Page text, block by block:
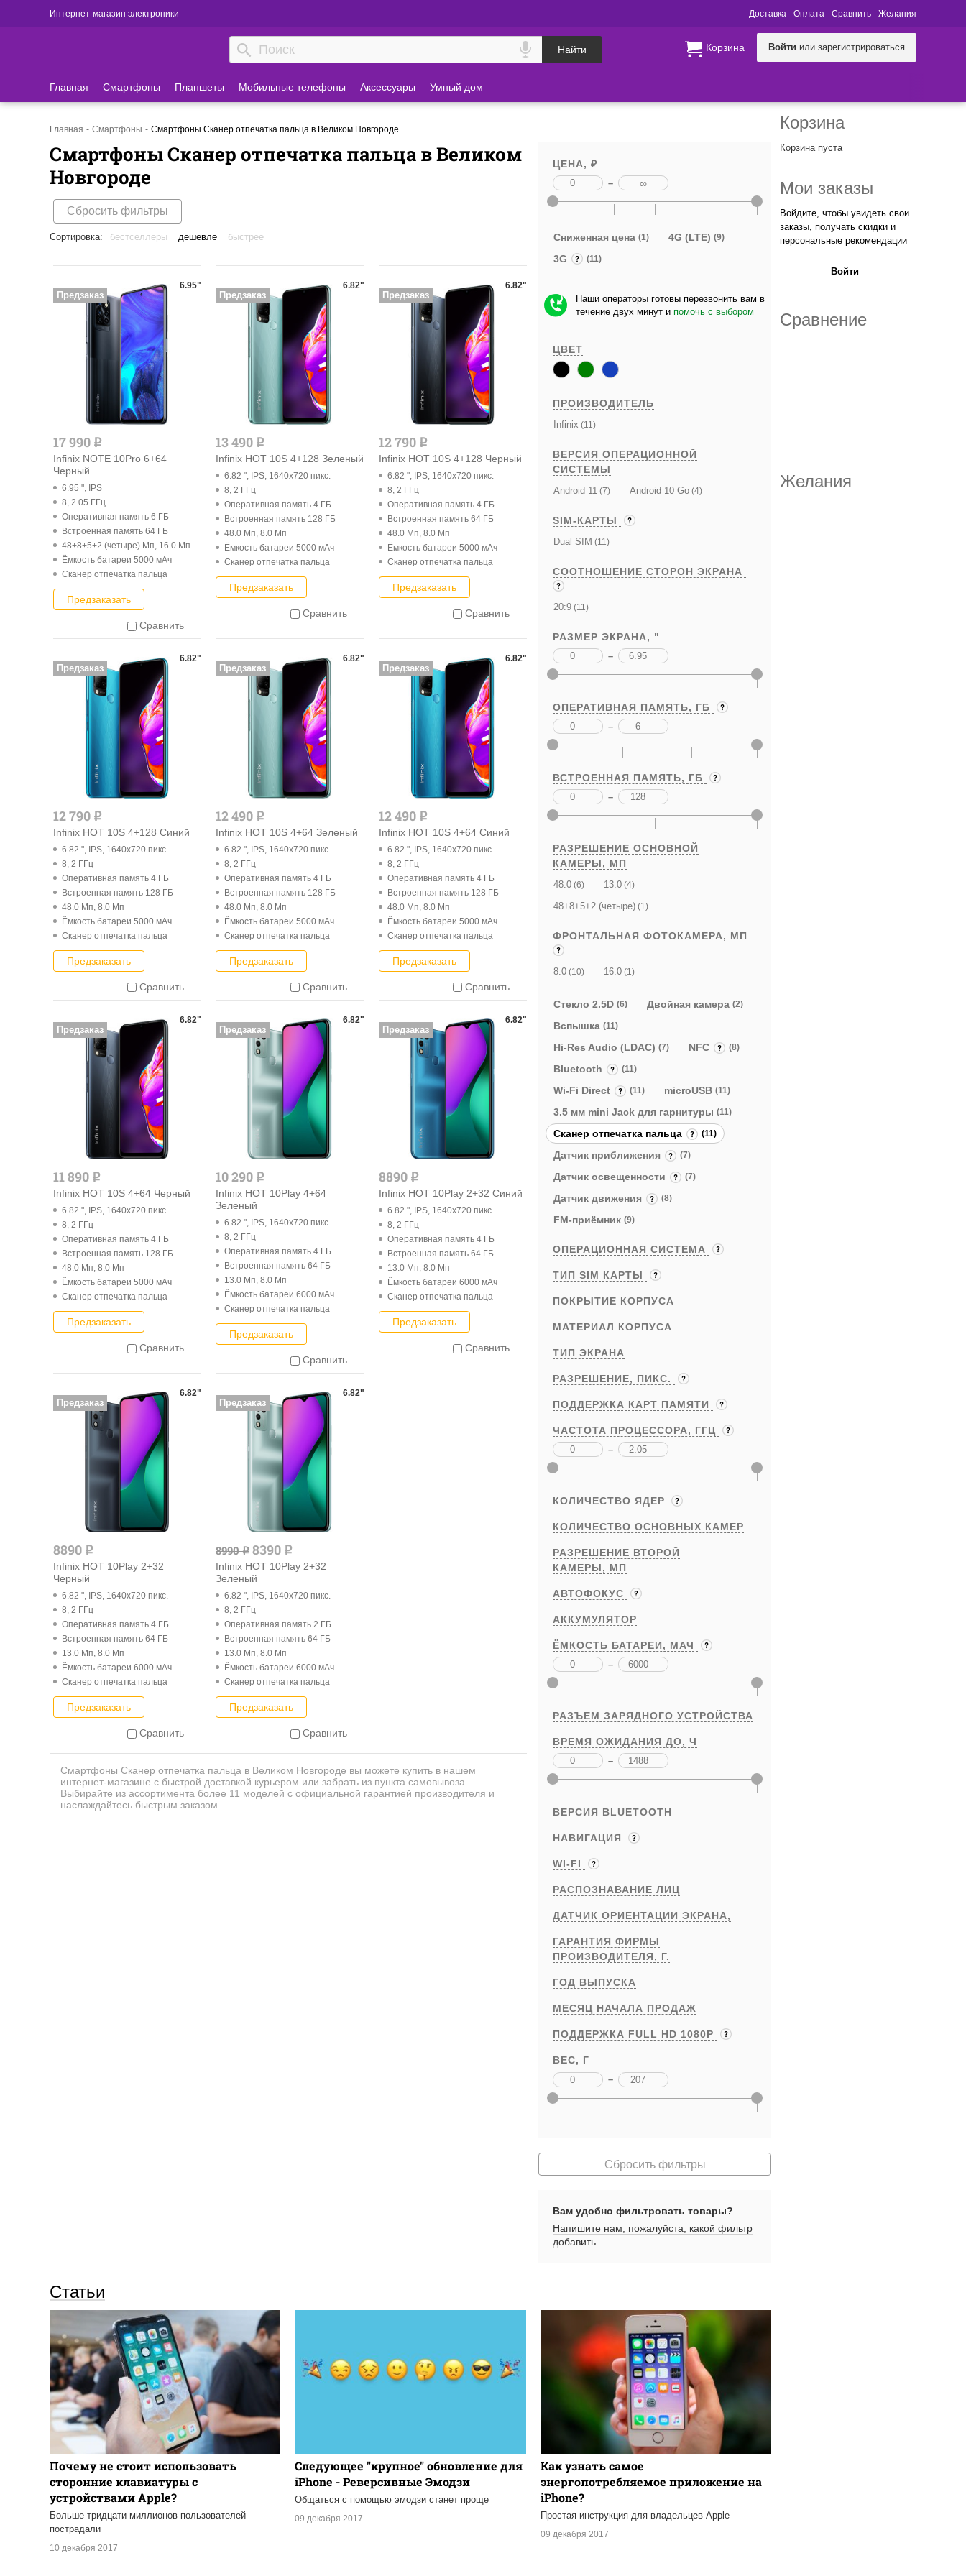
Интернет-магазин электроники Доставка Оплата Сравнить Желания
Найти Корзина Войти или зарегистрироваться
Главная Смартфоны Планшеты Мобильные телефоны Аксессуары Умный дом
Главная Смартфоны Смартфоны Cканер отпечатка пальца в Великом Новгороде
Смартфоны Cканер отпечатка пальца в Великом
Новгороде
Сбросить фильтры
Сортировка: бестселлеры дешевле быстрее
Смартфоны Cканер отпечатка пальца в Великом Новгороде вы можете купить в нашем
интернет-магазине с быстрой доставкой курьером или забрать из пункта самовывоза.
Выбирайте из ассортимента более 11 моделей с официальной гарантией производителя и
наслаждайтесь быстрым заказом.
17 990 q
Infinix NOTE 10Pro 6+64
Черный
6.95 ", IPS
8, 2.05 ГГц
Оперативная память 6 ГБ
Встроенная память 64 ГБ
48+8+5+2 (четыре) Мп, 16.0 Мп
Ёмкость батареи 5000 мАч
Cканер отпечатка пальца
Предзаказать
Сравнить
6.95"
Предзаказ
13 490 q
Infinix HOT 10S 4+128 Зеленый
6.82 ", IPS, 1640x720 пикс.
8, 2 ГГц
Оперативная память 4 ГБ
Встроенная память 128 ГБ
48.0 Мп, 8.0 Мп
Ёмкость батареи 5000 мАч
Cканер отпечатка пальца
Предзаказать
Сравнить
6.82"
Предзаказ
12 790 q
Infinix HOT 10S 4+128 Черный
6.82 ", IPS, 1640x720 пикс.
8, 2 ГГц
Оперативная память 4 ГБ
Встроенная память 64 ГБ
48.0 Мп, 8.0 Мп
Ёмкость батареи 5000 мАч
Cканер отпечатка пальца
Предзаказать
Сравнить
6.82"
Предзаказ
12 790 q
Infinix HOT 10S 4+128 Синий
6.82 ", IPS, 1640x720 пикс.
8, 2 ГГц
Оперативная память 4 ГБ
Встроенная память 128 ГБ
48.0 Мп, 8.0 Мп
Ёмкость батареи 5000 мАч
Cканер отпечатка пальца
Предзаказать
Сравнить
6.82"
Предзаказ
12 490 q
Infinix HOT 10S 4+64 Зеленый
6.82 ", IPS, 1640x720 пикс.
8, 2 ГГц
Оперативная память 4 ГБ
Встроенная память 128 ГБ
48.0 Мп, 8.0 Мп
Ёмкость батареи 5000 мАч
Cканер отпечатка пальца
Предзаказать
Сравнить
6.82"
Предзаказ
12 490 q
Infinix HOT 10S 4+64 Синий
6.82 ", IPS, 1640x720 пикс.
8, 2 ГГц
Оперативная память 4 ГБ
Встроенная память 128 ГБ
48.0 Мп, 8.0 Мп
Ёмкость батареи 5000 мАч
Cканер отпечатка пальца
Предзаказать
Сравнить
6.82"
Предзаказ
11 890 q
Infinix HOT 10S 4+64 Черный
6.82 ", IPS, 1640x720 пикс.
8, 2 ГГц
Оперативная память 4 ГБ
Встроенная память 128 ГБ
48.0 Мп, 8.0 Мп
Ёмкость батареи 5000 мАч
Cканер отпечатка пальца
Предзаказать
Сравнить
6.82"
Предзаказ
10 290 q
Infinix HOT 10Play 4+64
Зеленый
6.82 ", IPS, 1640x720 пикс.
8, 2 ГГц
Оперативная память 4 ГБ
Встроенная память 64 ГБ
13.0 Мп, 8.0 Мп
Ёмкость батареи 6000 мАч
Cканер отпечатка пальца
Предзаказать
Сравнить
6.82"
Предзаказ
8890 q
Infinix HOT 10Play 2+32 Синий
6.82 ", IPS, 1640x720 пикс.
8, 2 ГГц
Оперативная память 4 ГБ
Встроенная память 64 ГБ
13.0 Мп, 8.0 Мп
Ёмкость батареи 6000 мАч
Cканер отпечатка пальца
Предзаказать
Сравнить
6.82"
Предзаказ
8890 q
Infinix HOT 10Play 2+32
Черный
6.82 ", IPS, 1640x720 пикс.
8, 2 ГГц
Оперативная память 4 ГБ
Встроенная память 64 ГБ
13.0 Мп, 8.0 Мп
Ёмкость батареи 6000 мАч
Cканер отпечатка пальца
Предзаказать
Сравнить
6.82"
Предзаказ
8990q 8390 q
Infinix HOT 10Play 2+32
Зеленый
6.82 ", IPS, 1640x720 пикс.
8, 2 ГГц
Оперативная память 2 ГБ
Встроенная память 64 ГБ
13.0 Мп, 8.0 Мп
Ёмкость батареи 6000 мАч
Cканер отпечатка пальца
Предзаказать
Сравнить
6.82"
Предзаказ
ЦЕНА, ₽
–
Сниженная цена (1) 4G (LTE) (9)
3G (11)
Наши операторы готовы перезвонить вам в
течение двух минут и помочь с выбором
ЦВЕТ
ПРОИЗВОДИТЕЛЬ
Infinix (11)
ВЕРСИЯ ОПЕРАЦИОННОЙ
СИСТЕМЫ
Android 11 (7) Android 10 Go (4)
SIM-КАРТЫ
Dual SIM (11)
СООТНОШЕНИЕ СТОРОН ЭКРАНА
20:9 (11)
РАЗМЕР ЭКРАНА, "
–
ОПЕРАТИВНАЯ ПАМЯТЬ, ГБ
–
ВСТРОЕННАЯ ПАМЯТЬ, ГБ
–
РАЗРЕШЕНИЕ ОСНОВНОЙ
КАМЕРЫ, МП
48.0 (6) 13.0 (4)
48+8+5+2 (четыре) (1)
ФРОНТАЛЬНАЯ ФОТОКАМЕРА, МП
8.0 (10) 16.0 (1)
Стекло 2.5D (6) Двойная камера (2)
Вспышка (11)
Hi-Res Audio (LDAC) (7) NFC (8)
Bluetooth (11)
Wi-Fi Direct (11) microUSB (11)
3.5 мм mini Jack для гарнитуры (11)
Cканер отпечатка пальца (11)
Датчик приближения (7)
Датчик освещенности (7)
Датчик движения (8)
FM-приёмник (9)
ОПЕРАЦИОННАЯ СИСТЕМА
ТИП SIM КАРТЫ
ПОКРЫТИЕ КОРПУСА
МАТЕРИАЛ КОРПУСА
ТИП ЭКРАНА
РАЗРЕШЕНИЕ, ПИКС.
ПОДДЕРЖКА КАРТ ПАМЯТИ
ЧАСТОТА ПРОЦЕССОРА, ГГЦ
–
КОЛИЧЕСТВО ЯДЕР
КОЛИЧЕСТВО ОСНОВНЫХ КАМЕР
РАЗРЕШЕНИЕ ВТОРОЙ
КАМЕРЫ, МП
АВТОФОКУС
АККУМУЛЯТОР
ЁМКОСТЬ БАТАРЕИ, МАЧ
–
РАЗЪЕМ ЗАРЯДНОГО УСТРОЙСТВА
ВРЕМЯ ОЖИДАНИЯ ДО, Ч
–
ВЕРСИЯ BLUETOOTH
НАВИГАЦИЯ
WI-FI
РАСПОЗНАВАНИЕ ЛИЦ
ДАТЧИК ОРИЕНТАЦИИ ЭКРАНА,
ГАРАНТИЯ ФИРМЫ
ПРОИЗВОДИТЕЛЯ, Г.
ГОД ВЫПУСКА
МЕСЯЦ НАЧАЛА ПРОДАЖ
ПОДДЕРЖКА FULL HD 1080P
ВЕС, Г
–
Сбросить фильтры
Вам удобно фильтровать товары?
Напишите нам, пожалуйста, какой фильтр
добавить
Статьи
Почему не стоит использовать
сторонние клавиатуры с
устройствами Apple?
Больше тридцати миллионов пользователей
пострадали
10 декабря 2017
Следующее "крупное" обновление для
iPhone - Реверсивные Эмодзи
Общаться с помощью эмодзи станет проще
09 декабря 2017
Как узнать самое
энергопотребляемое приложение на
iPhone?
Простая инструкция для владельцев Apple
09 декабря 2017
Корзина
Корзина пуста
Мои заказы
Войдите, чтобы увидеть свои
заказы, получать скидки и
персональные рекомендации
Войти
Сравнение
Желания